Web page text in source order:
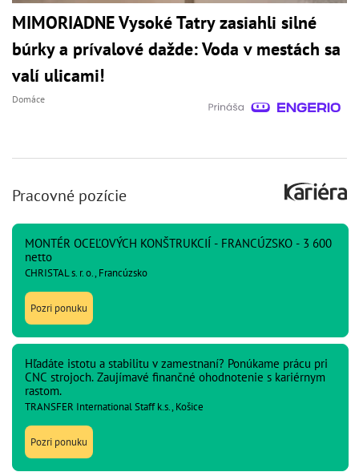
MIMORIADNE Vysoké Tatry zasiahli silné
búrky a prívalové dažde: Voda v mestách sa
valí ulicami!
Domáce
Pracovné pozície
MONTÉR OCEĽOVÝCH KONŠTRUKCIÍ - FRANCÚZSKO - 3 600
netto
CHRISTAL s. r. o., Francúzsko
Pozri ponuku
Hľadáte istotu a stabilitu v zamestnaní? Ponúkame prácu pri
CNC strojoch. Zaujímavé finančné ohodnotenie s kariérnym
rastom.
TRANSFER International Staff k.s., Košice
Pozri ponuku